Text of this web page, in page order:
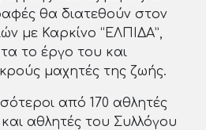
θα διατεθούν στον
με Καρκίνο “ΕΛΠΙΔΑ”,
το έργο του και
μαχητές της ζωής.
από 170 αθλητές
αθλητές του Συλλόγου